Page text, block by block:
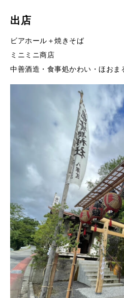
出店
ビアホール＋焼きそば
ミニミニ商店
中善酒造・食事処かわい・ほおま